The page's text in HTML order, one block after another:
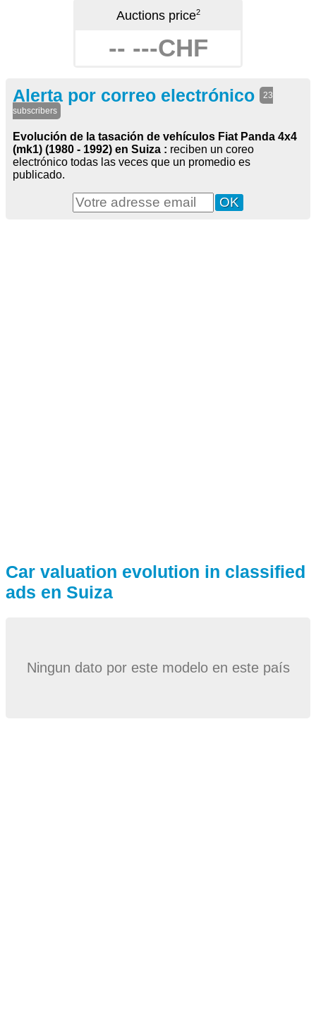
Auctions price2
-- ---CHF
Alerta por correo electrónico
23
subscribers
Evolución de la tasación de vehículos Fiat Panda 4x4
(mk1) (1980 - 1992) en Suiza : reciben un coreo
electrónico todas las veces que un promedio es
publicado.
Car valuation evolution in classified
ads en Suiza
Ningun dato por este modelo en este país